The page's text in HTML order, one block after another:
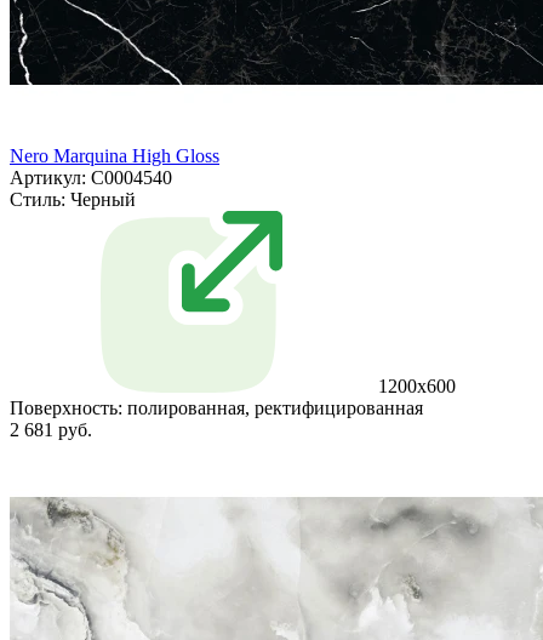
Nero Marquina High Gloss
Артикул: С0004540
Стиль: Черный
1200x600
Поверхность: полированная, ректифицированная
2 681 руб.